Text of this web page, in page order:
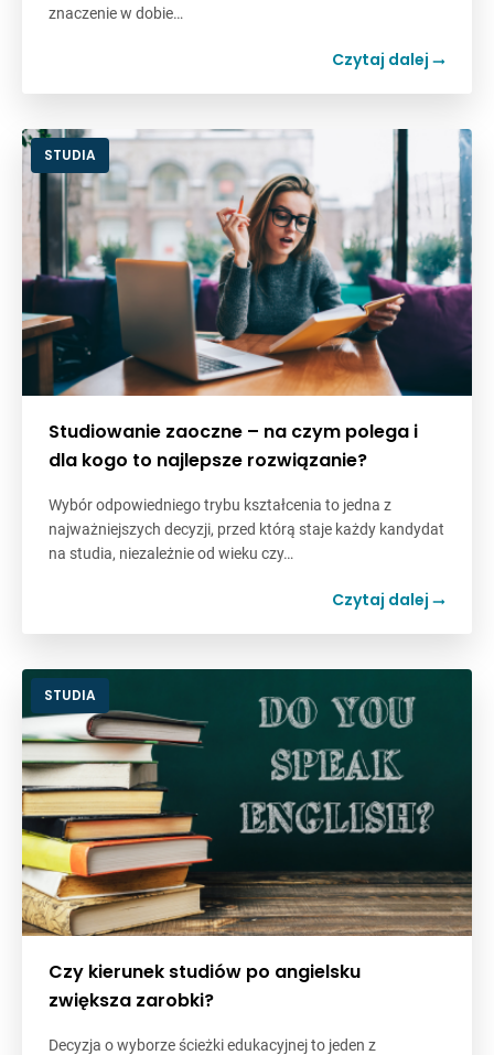
znaczenie w dobie…
Czytaj dalej
STUDIA
Studiowanie zaoczne – na czym polega i
dla kogo to najlepsze rozwiązanie?
Wybór odpowiedniego trybu kształcenia to jedna z
najważniejszych decyzji, przed którą staje każdy kandydat
na studia, niezależnie od wieku czy…
Czytaj dalej
STUDIA
Czy kierunek studiów po angielsku
zwiększa zarobki?
Decyzja o wyborze ścieżki edukacyjnej to jeden z